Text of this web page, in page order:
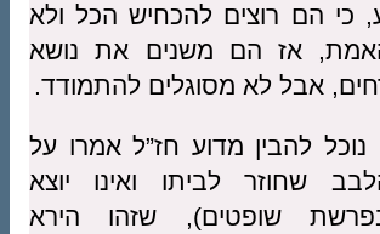
כי הם רוצים להכחיש הכל ולא
אז הם משנים את נושא
אבל לא מסוגלים להתמודד.
נוכל להבין מדוע חז”ל אמרו על
שחוזר לביתו ואינו יוצא
שופטים), שזהו הירא